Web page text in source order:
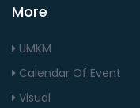
More
UMKM
Calendar Of Event
Visual